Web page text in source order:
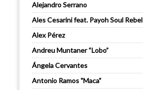
Alejandro Serrano
Ales Cesarini feat. Payoh Soul Rebel
Alex Pérez
Andreu Muntaner “Lobo”
Ángela Cervantes
Antonio Ramos "Maca"